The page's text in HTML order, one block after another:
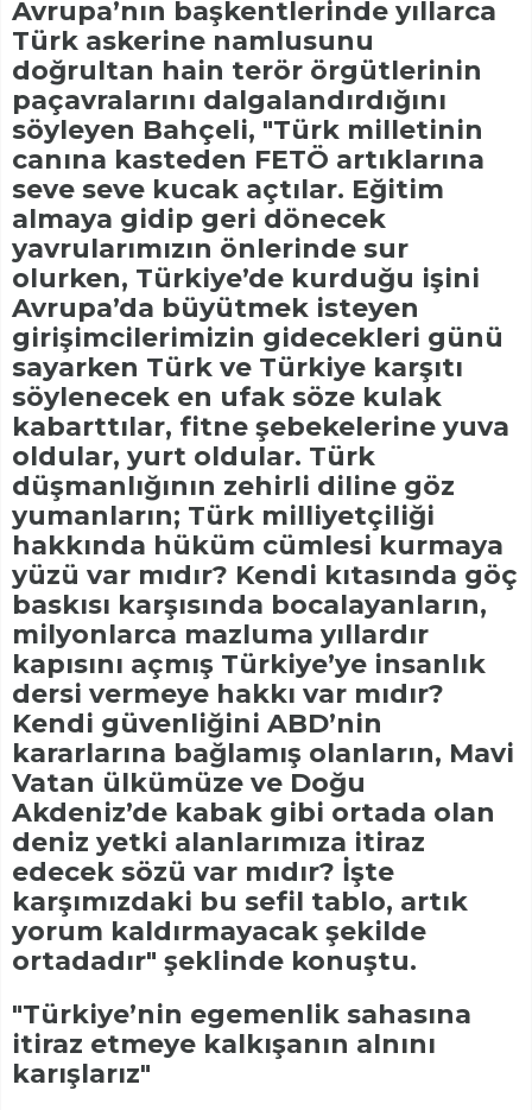
Avrupa’nın başkentlerinde yıllarca
Türk askerine namlusunu
doğrultan hain terör örgütlerinin
paçavralarını dalgalandırdığını
söyleyen Bahçeli, "Türk milletinin
canına kasteden FETÖ artıklarına
seve seve kucak açtılar. Eğitim
almaya gidip geri dönecek
yavrularımızın önlerinde sur
olurken, Türkiye’de kurduğu işini
Avrupa’da büyütmek isteyen
girişimcilerimizin gidecekleri günü
sayarken Türk ve Türkiye karşıtı
söylenecek en ufak söze kulak
kabarttılar, fitne şebekelerine yuva
oldular, yurt oldular. Türk
düşmanlığının zehirli diline göz
yumanların; Türk milliyetçiliği
hakkında hüküm cümlesi kurmaya
yüzü var mıdır? Kendi kıtasında göç
baskısı karşısında bocalayanların,
milyonlarca mazluma yıllardır
kapısını açmış Türkiye’ye insanlık
dersi vermeye hakkı var mıdır?
Kendi güvenliğini ABD’nin
kararlarına bağlamış olanların, Mavi
Vatan ülkümüze ve Doğu
Akdeniz’de kabak gibi ortada olan
deniz yetki alanlarımıza itiraz
edecek sözü var mıdır? İşte
karşımızdaki bu sefil tablo, artık
yorum kaldırmayacak şekilde
ortadadır" şeklinde konuştu.
"Türkiye’nin egemenlik sahasına
itiraz etmeye kalkışanın alnını
karışlarız"